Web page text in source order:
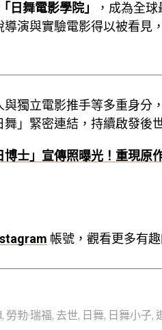
「日舞電影學院」
，成為全
演與實驗電影得以被看見
獨立電影推手等多重身分
」緊密連結，持續啟發後
士」宣傳照曝光！重現原
帳號，觀看更多有
, 勞勃·瑞福, 去世, 日舞, 日舞小子,